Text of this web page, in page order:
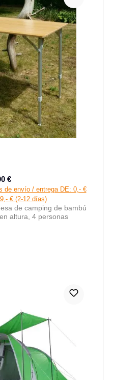
de venta:
€
de envío / entrega DE: 0,- €
€ (2-12 días)
de camping de bambú
altura, 4 personas